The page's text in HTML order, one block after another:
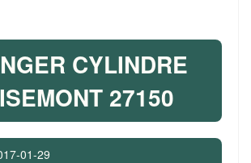
CYLINDRE
27150
01-29